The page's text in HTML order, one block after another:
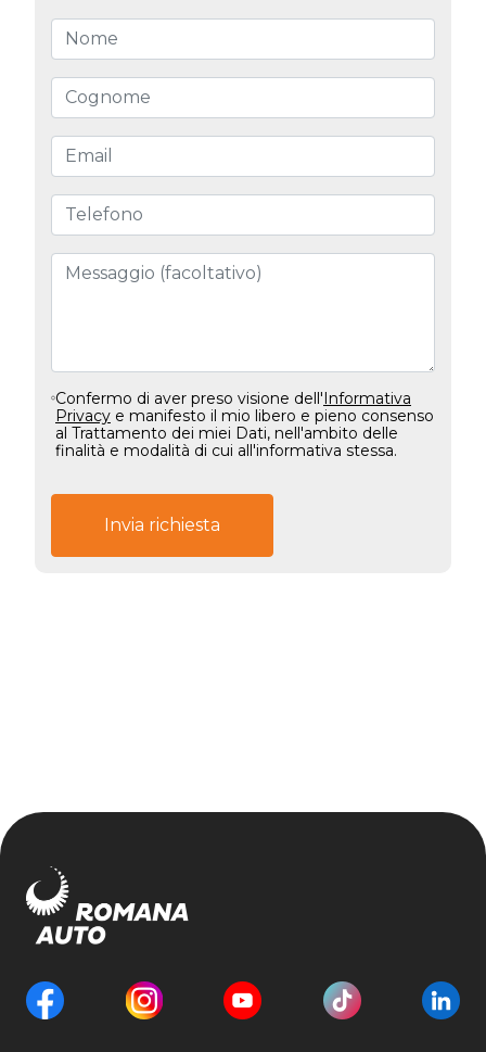
Confermo di aver preso visione dell'Informativa
Privacye manifesto il mio libero e pieno consenso
al Trattamento dei miei Dati, nell'ambito delle
finalità e modalità di cui all'informativa stessa.
Invia richiesta